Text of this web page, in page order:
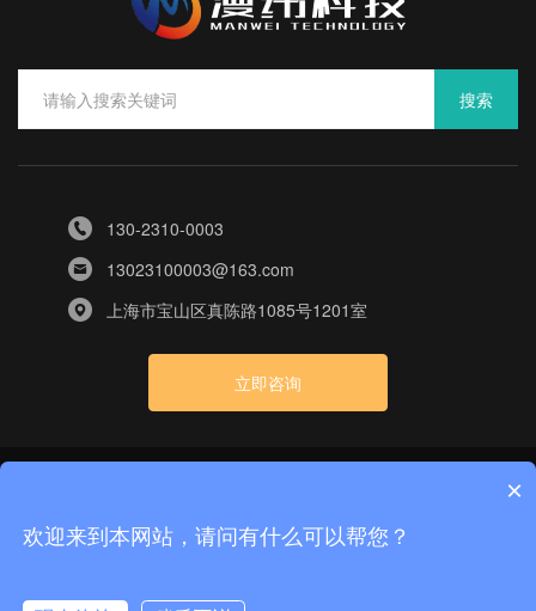
搜索
130-2310-0003
13023100003@163.com
上海市宝山区真陈路1085号1201室
立即咨询
沪ICP备2024061574号-2
隐私政策 | 网站地图
×
欢迎来到本网站，请问有什么可以帮您？